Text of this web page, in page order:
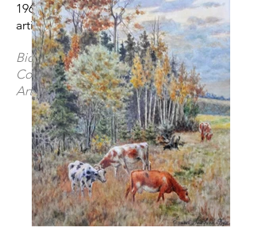
1960 as an outstanding citizen and
artist. He died in 1965.
Biography info courtesy of The
Collector's Dictionary of Canadian
Artists at Auction: Vol. IV: S-Z